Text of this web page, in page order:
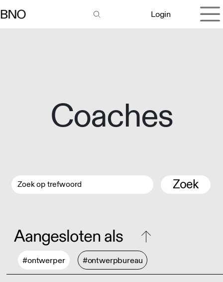
Login
Coaches
Zoek
Aangesloten als
#ontwerper #ontwerpbureau